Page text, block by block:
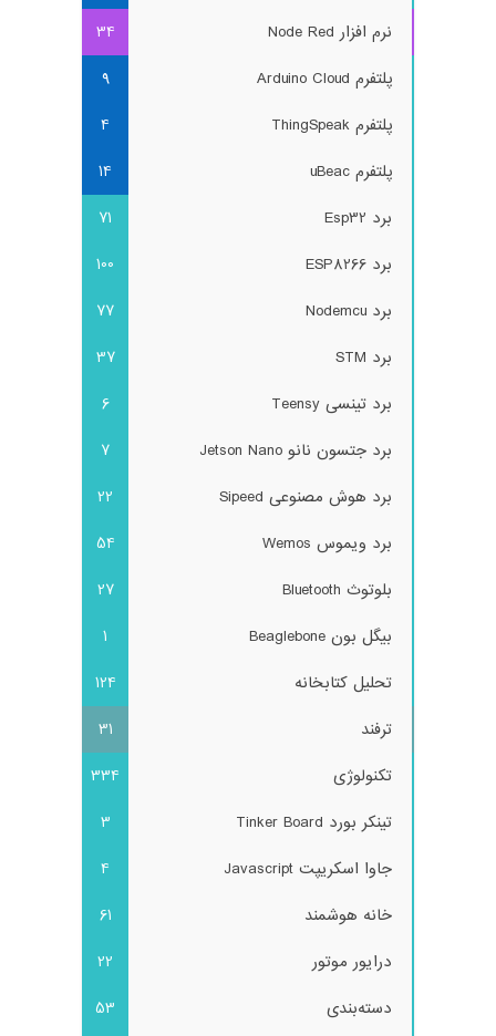
نرم افزار Node Red
34
پلتفرم Arduino Cloud
9
پلتفرم ThingSpeak
4
پلتفرم uBeac
14
برد Esp32
71
برد ESP8266
100
برد Nodemcu
77
برد STM
37
برد تینسی Teensy
6
برد جتسون نانو Jetson Nano
7
برد هوش مصنوعی Sipeed
22
برد ویموس Wemos
54
بلوتوث Bluetooth
27
بیگل بون Beaglebone
1
تحلیل کتابخانه
124
ترفند
31
تکنولوژی
334
تینکر بورد Tinker Board
3
جاوا اسکریپت Javascript
4
خانه هوشمند
61
درایور موتور
22
دسته‌بندی
53